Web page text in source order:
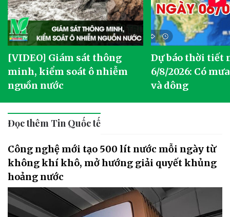
[VIDEO] Giám sát thông
minh, kiểm soát ô nhiễm
nguồn nước
Dự báo thời tiết
6/8/2026: Có
và dông
Đọc thêm Tin Quốc tế
Công nghệ mới tạo 500 lít nước mỗi ngày từ
không khí khô, mở hướng giải quyết khủng
hoảng nước